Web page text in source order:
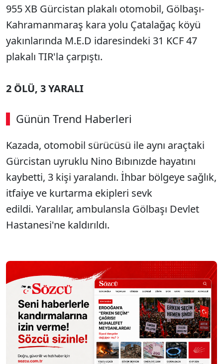
955 XB Gürcistan plakalı otomobil, Gölbaşı-
Kahramanmaraş kara yolu Çatalağaç köyü
yakınlarında M.E.D idaresindeki 31 KCF 47
plakalı TIR'la çarpıştı.
2 ÖLÜ, 3 YARALI
Günün Trend Haberleri
Kazada, otomobil sürücüsü ile aynı araçtaki
Gürcistan uyruklu Nino Bıbınızde hayatını
kaybetti, 3 kişi yaralandı. İhbar bölgeye sağlık,
itfaiye ve kurtarma ekipleri sevk
edildi. Yaralılar, ambulansla Gölbaşı Devlet
Hastanesi'ne kaldırıldı.